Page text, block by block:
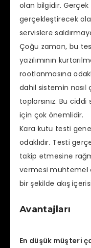
olan bilgidir. Gerçek
gerçekleştirecek
servislere
Çoğu zaman, bu
yazılımının
rootlanmasına
dahil sistemin nasıl
toplarsınız. Bu
için çok önemlidir.
Kara kutu testi
odaklıdır. Testi
takip etmesine
vermesi muhtemel
bir şekilde akış
Avantajları
En düşük müşteri